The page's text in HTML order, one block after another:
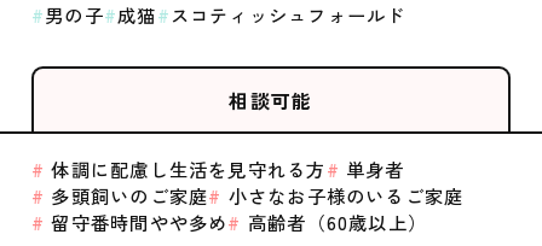
男の子 成猫 スコティッシュフォールド
相談可能
体調に配慮し生活を見守れる方
単身者
多頭飼いのご家庭
小さなお子様のいるご家庭
留守番時間やや多め
高齢者（60歳以上）